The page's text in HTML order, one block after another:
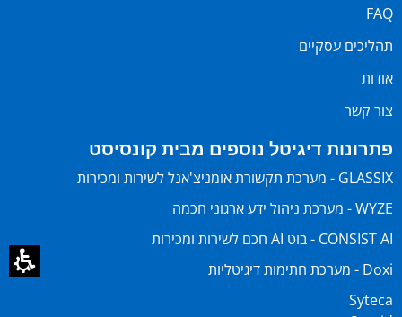
FAQ
תהליכים עסקיים
אודות
צור קשר
פתרונות דיגיטל נוספים מבית קונסיסט
GLASSIX - מערכת תקשורת אומניצ'אנל לשירות ומכירות
WYZE - מערכת ניהול ידע ארגוני חכמה
CONSIST AI - בוט AI חכם לשירות ומכירות
Doxi - מערכת חתימות דיגיטליות
Syteca